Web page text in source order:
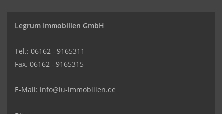
Legrum Immobilien GmbH
Tel.: 06162 - 9165311
Fax. 06162 - 9165315
E-Mail: info@lu-immobilien.de